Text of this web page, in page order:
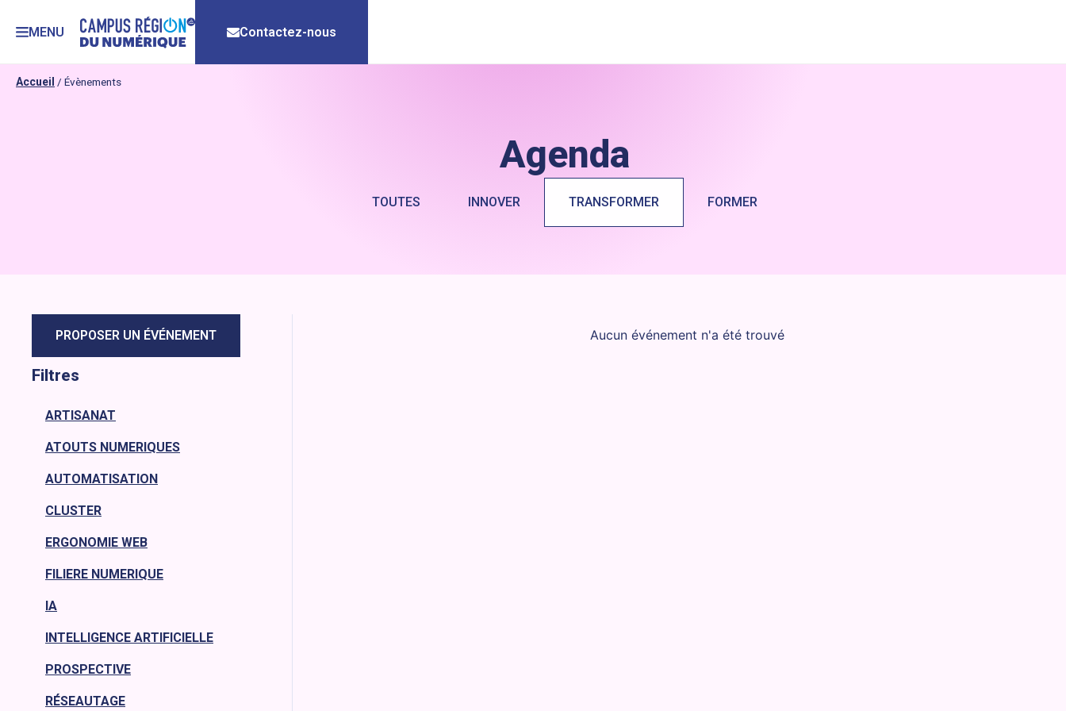
MENU Contactez-nous
Accueil / Évènements
Agenda
TOUTES INNOVER TRANSFORMER FORMER
PROPOSER UN ÉVÉNEMENT
Filtres
ARTISANAT
ATOUTS NUMERIQUES
AUTOMATISATION
CLUSTER
ERGONOMIE WEB
FILIERE NUMERIQUE
IA
INTELLIGENCE ARTIFICIELLE
PROSPECTIVE
RÉSEAUTAGE
Aucun événement n'a été trouvé